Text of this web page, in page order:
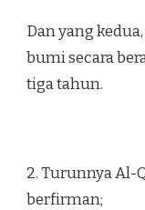
Dan yang
bumi secara
tiga tahun.
2. Turunnya Al-
berfirman;